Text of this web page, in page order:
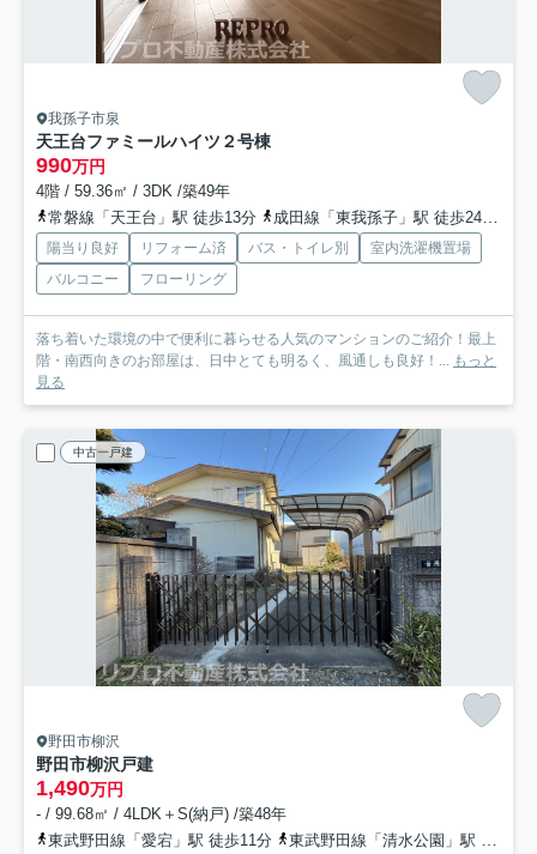
我孫子市泉
天王台ファミールハイツ２号棟
990万円
4階 / 59.36㎡ / 3DK /築49年
常磐線「天王台」駅 徒歩13分
成田線「東我孫子」駅 徒歩24分
陽当り良好 リフォーム済 バス・トイレ別
室内洗濯機置場
バルコニー
フローリング
落ち着いた環境の中で便利に暮らせる人気のマンションのご紹介！最上
階・南西向きのお部屋は、日中とても明るく、風通しも良好！... もっと
見る
中古一戸建
野田市柳沢
野田市柳沢戸建
1,490万円
- / 99.68㎡ / 4LDK＋S(納戸) /築48年
東武野田線「愛宕」駅 徒歩11分
東武野田線「清水公園」駅 徒歩15分